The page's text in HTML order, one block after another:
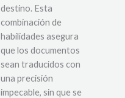
destino. Esta
combinación de
habilidades asegura
que los documentos
sean traducidos con
una precisión
impecable, sin que se